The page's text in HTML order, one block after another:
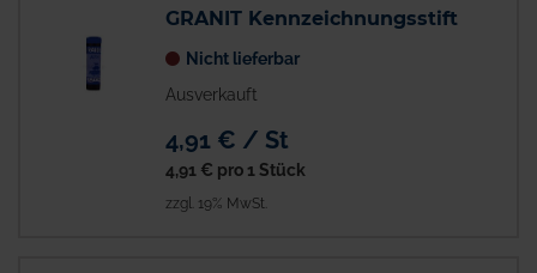
GRANIT Kennzeichnungsstift
Nicht lieferbar
Ausverkauft
4,91 € / St
4,91 € pro 1 Stück
zzgl. 19% MwSt.